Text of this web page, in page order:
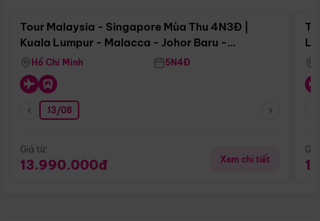
Tour Malaysia - Singapore Mùa Thu 4N3Đ |
Kuala Lumpur - Malacca - Johor Baru -
Singapore
Hồ Chí Minh 5N4Đ
13/08
Giá từ:
13.990.000đ Xem chi tiết